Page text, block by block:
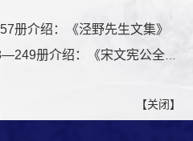
册介绍：《泾野先生文集》
册介绍：《宋文宪公全集》
【关闭】